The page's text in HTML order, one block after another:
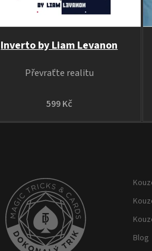
Inverto by Liam Levanon
599 Kč
Převraťte realitu
Blog